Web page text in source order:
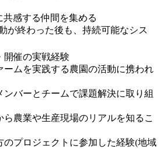
共感する仲間を集める
が終わった後も、持続可能なシス
開催の実戦経験
ームを実践する農園の活動に携われ
ンバーとチームで課題解決に取り組
ら農業や生産現場のリアルを知るこ
のプロジェクトに参加した経験(地域